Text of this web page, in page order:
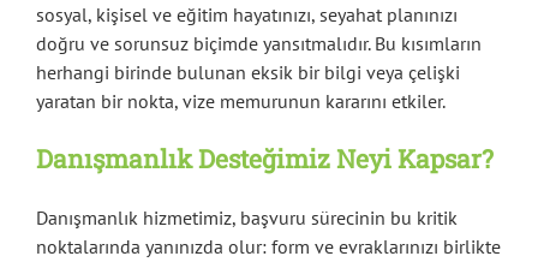
sosyal, kişisel ve eğitim hayatınızı, seyahat planınızı
doğru ve sorunsuz biçimde yansıtmalıdır. Bu kısımların
herhangi birinde bulunan eksik bir bilgi veya çelişki
yaratan bir nokta, vize memurunun kararını etkiler.
Danışmanlık Desteğimiz Neyi Kapsar?
Danışmanlık hizmetimiz, başvuru sürecinin bu kritik
noktalarında yanınızda olur: form ve evraklarınızı birlikte